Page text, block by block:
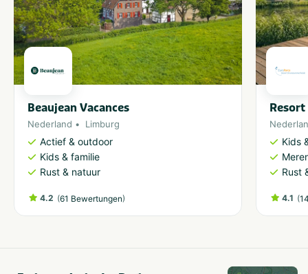
Beaujean Vacances
Nederland Limburg
Actief & outdoor
Kids & familie
Rust & natuur
4.2 (61 Bewertungen)
Kids
Rust
4.1 (